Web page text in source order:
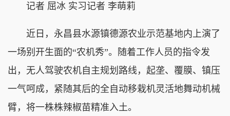
记者 屈冰 实习记者 李萌莉
近日，永昌县水源镇德源农业示范基地内上演了
一场别开生面的“农机秀”。随着工作人员的指令发
出，无人驾驶农机自主规划路线，起垄、覆膜、镇压
一气呵成，紧随其后的全自动移栽机灵活地舞动机械
臂，将一株株辣椒苗精准入土。